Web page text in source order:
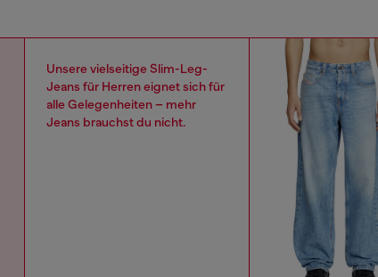
Unsere vielseitige Slim-Leg-
Jeans für Herren eignet sich für
alle Gelegenheiten – mehr
Jeans brauchst du nicht.